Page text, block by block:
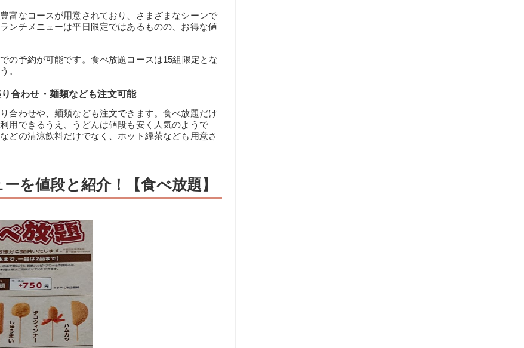
富なコースが用意されており、さまざまなシーンで
ンチメニューは平日限定ではあるものの、お得な値
の予約が可能です。食べ放題コースは15組限定とな
。
合わせ・麺類なども注文可能
合わせや、麺類なども注文できます。食べ放題だけ
用できるうえ、うどんは値段も安く人気のようで
どの清涼飲料だけでなく、ホット緑茶なども用意さ
を値段と紹介！【食べ放題】